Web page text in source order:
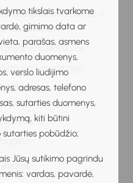
tikslais tvarkome
gimimo data ar
parašas, asmens
duomenys,
verslo liudijimo
adresas, telefono
sutarties duomenys,
kiti būtini
pobūdžio;
Jūsų sutikimo pagrindu
vardas, pavardė,
informavimas ir
Profesinis veiklinimas
Metodinė medžiaga